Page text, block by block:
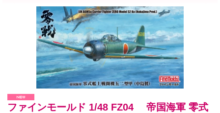
ファインモールド 1/48 FZ04 帝国海軍 零式